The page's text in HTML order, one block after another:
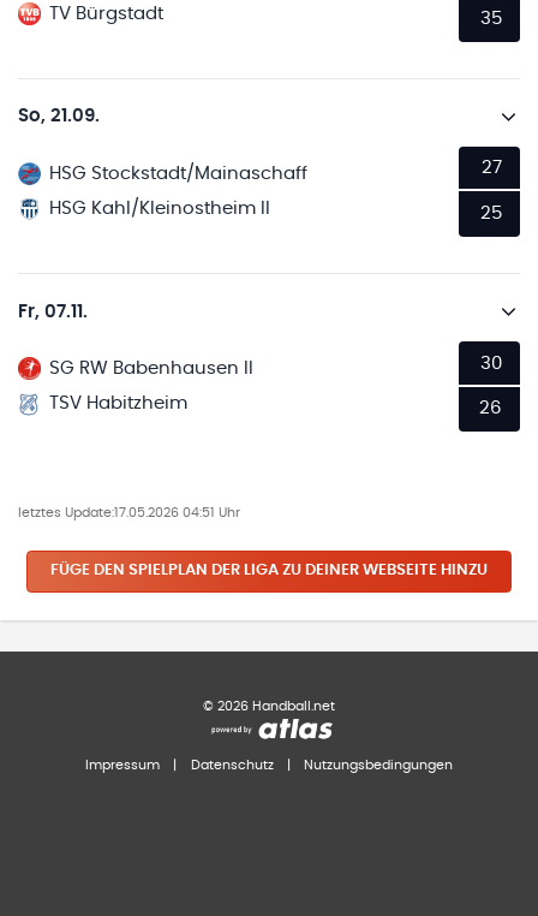
TV Bürgstadt
35
So, 21.09.
HSG Stockstadt/Mainaschaff
HSG Kahl/Kleinostheim II
27
25
Fr, 07.11.
SG RW Babenhausen II
TSV Habitzheim
30
26
letztes Update:17.05.2026 04:51 Uhr
FÜGE DEN SPIELPLAN DER LIGA ZU DEINER WEBSEITE HINZU
© 2026 Handball.net
Impressum Datenschutz Nutzungsbedingungen